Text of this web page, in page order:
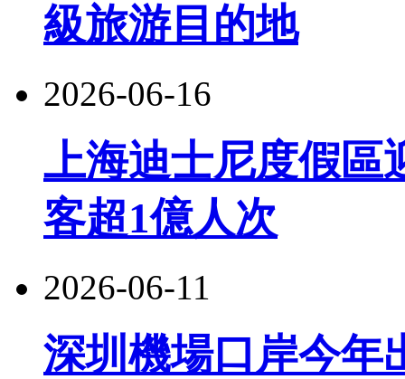
級旅游目的地
2026-06-16
上海迪士尼度假區
客超1億人次
2026-06-11
深圳機場口岸今年